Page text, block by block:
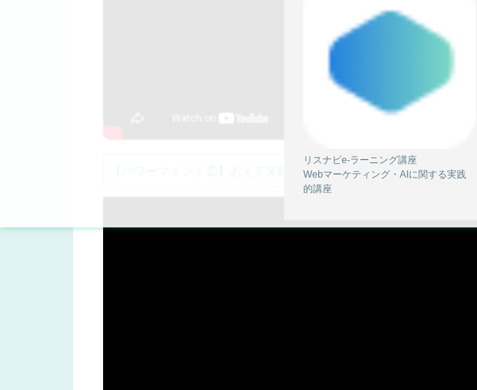
リスナビe-ラーニング講座
Webマーケティング・AIに関する実践
的講座
【パワーマインド②】あえて笑顔を見せない心理効果